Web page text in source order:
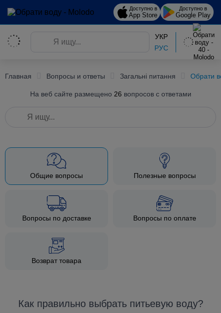
Доступно в
App Store
Доступно в
Google Play
УКР
РУС
Главная Вопросы и ответы Загальні питання Обрати
На веб сайте размещено 26 вопросов с ответами
Общие вопросы Полезные вопросы
Вопросы по доставке Вопросы по оплате
Возврат товара
Как правильно выбрать питьевую воду?